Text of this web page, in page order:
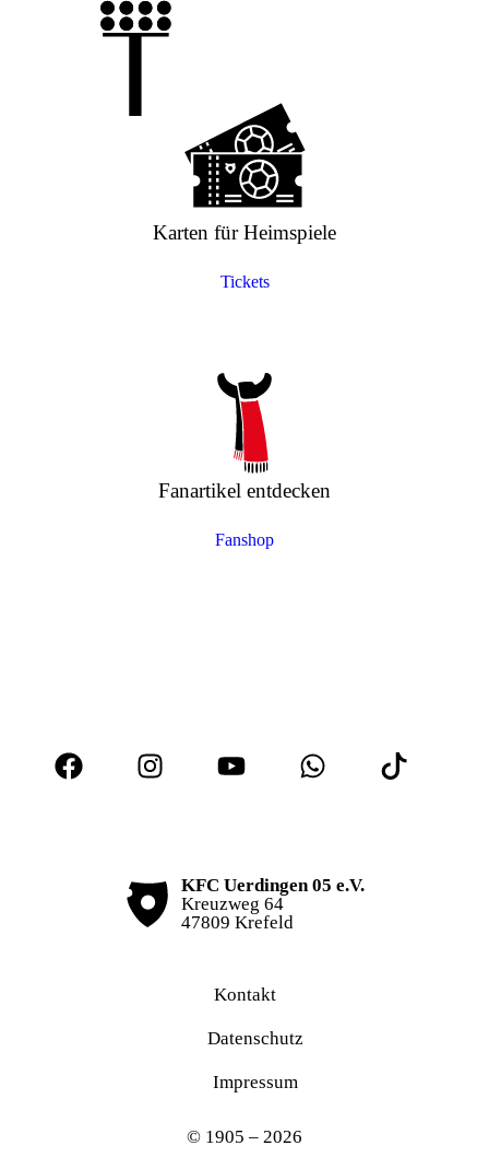
Karten für Heimspiele
Tickets
Fanartikel entdecken
Fanshop
KFC Uerdingen 05 e.V.
Kreuzweg 64
47809 Krefeld
Kontakt
Datenschutz
Impressum
© 1905 – 2026